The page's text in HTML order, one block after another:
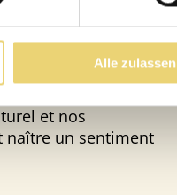
Alle zulassen
intérieur de
et de
et nos
naître un sentiment